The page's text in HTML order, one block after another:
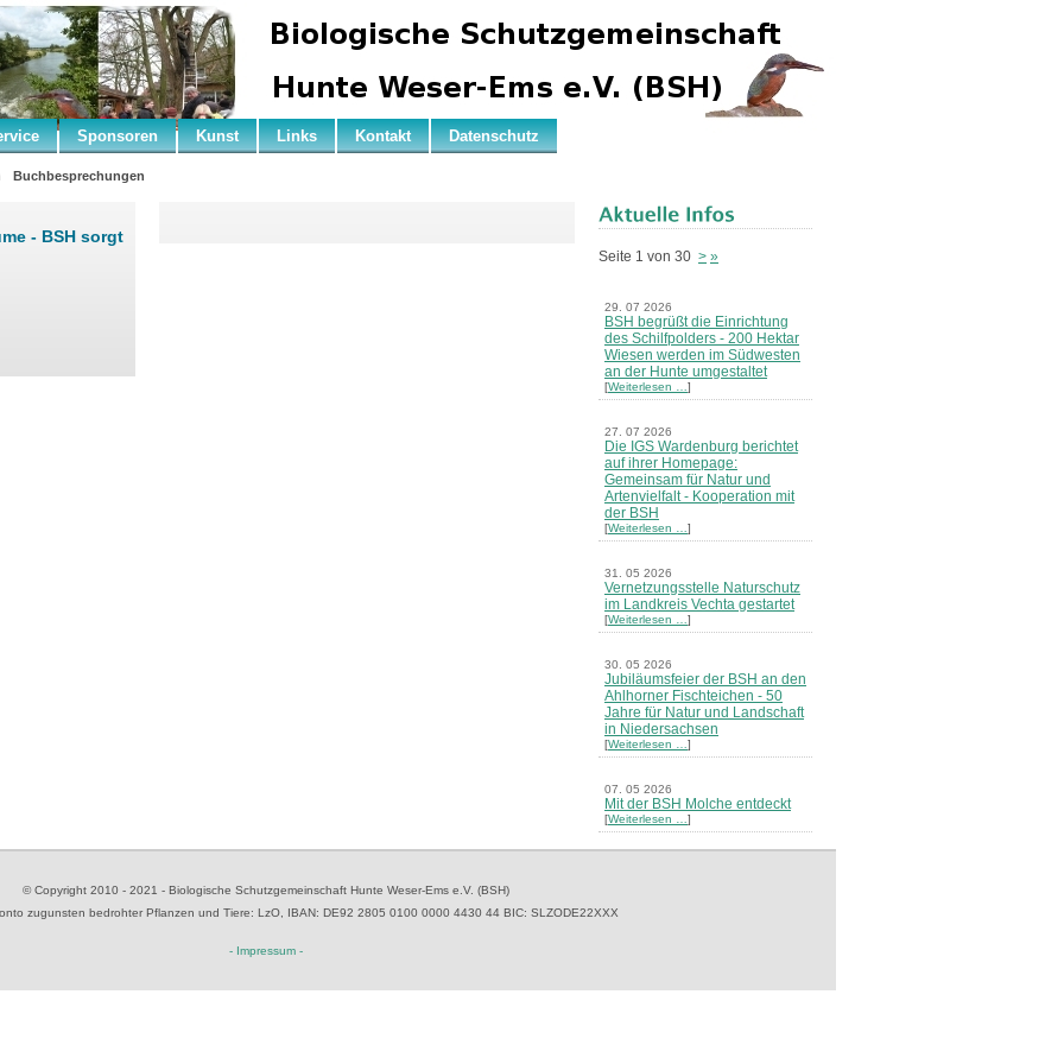
Sponsoren Kunst Links Kontakt Datenschutz
Buchbesprechungen
- BSH sorgt
Seite 1 von 30 > »
29. 07 2026
BSH begrüßt die Einrichtung
des Schilfpolders - 200 Hektar
Wiesen werden im Südwesten
an der Hunte umgestaltet
[Weiterlesen … ]
27. 07 2026
Die IGS Wardenburg berichtet
auf ihrer Homepage:
Gemeinsam für Natur und
Artenvielfalt - Kooperation mit
der BSH
[Weiterlesen … ]
31. 05 2026
Vernetzungsstelle Naturschutz
im Landkreis Vechta gestartet
[Weiterlesen … ]
30. 05 2026
Jubiläumsfeier der BSH an den
Ahlhorner Fischteichen - 50
Jahre für Natur und Landschaft
in Niedersachsen
[Weiterlesen … ]
07. 05 2026
Mit der BSH Molche entdeckt
[Weiterlesen … ]
[Weiterlesen …
© Copyright 2010 - 2021 - Biologische Schutzgemeinschaft Hunte Weser-Ems e.V. (BSH)
zugunsten bedrohter Pflanzen und Tiere: LzO, IBAN: DE92 2805 0100 0000 4430 44 BIC: SLZODE22XXX
- Impressum -